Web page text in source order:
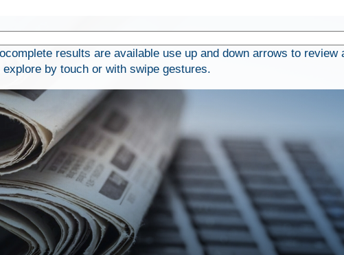
results are available use up and down arrows to review
by touch or with swipe gestures.